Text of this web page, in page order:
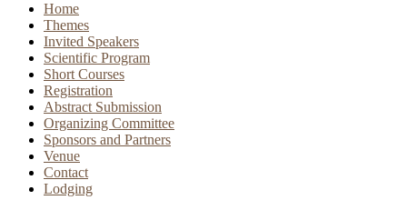
Home
Themes
Invited Speakers
Scientific Program
Short Courses
Registration
Abstract Submission
Organizing Committee
Sponsors and Partners
Venue
Contact
Lodging